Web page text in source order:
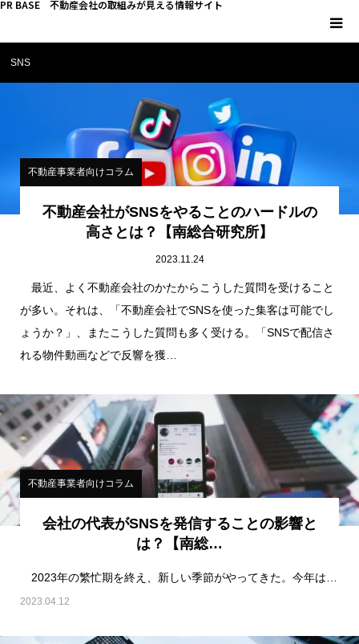
PR BASE 不動産会社の取組みが見える情報サイト
SNS
不動産事業者向けコラム
不動産会社がSNSをやることのハードルの
高さとは？【南総合研究所】
2023.11.24
最近、よく不動産会社のかたからこうした質問を受けること
が多い。それは、「不動産会社でSNSを使った集客は可能でし
ょうか？」、またこうした質問も多く受ける。「SNSで配信さ
れる物件動画などで反響を獲…
不動産事業者向けコラム
会社の代表がSNSを発信することの影響と
は？【南総…
2023.04.12
キーマンインタビュー
不動産 YouTube
不動産関連調査
不動産事業者向けコラム